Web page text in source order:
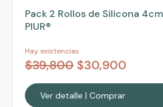
Pack 2 Rollos de Silicona
PIUR®
Hay existencias
$39,800 $30,900
Ver detalle | Comprar